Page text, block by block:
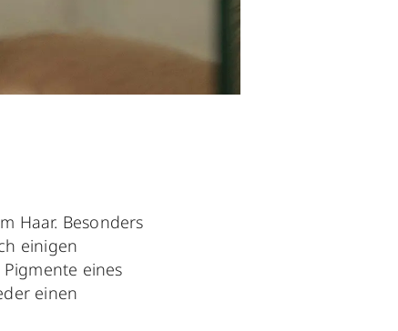
Haar. Besonders
einigen
eines
einen